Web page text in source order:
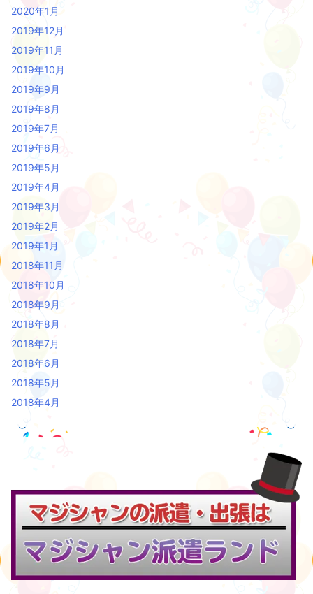
2020年1月
2019年12月
2019年11月
2019年10月
2019年9月
2019年8月
2019年7月
2019年6月
2019年5月
2019年4月
2019年3月
2019年2月
2019年1月
2018年11月
2018年10月
2018年9月
2018年8月
2018年7月
2018年6月
2018年5月
2018年4月